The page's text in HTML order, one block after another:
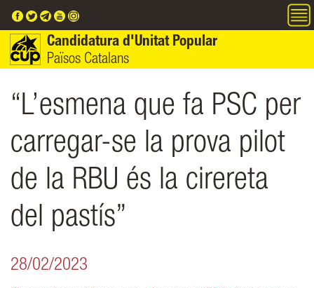
Candidatura d'Unitat Popular
Països Catalans
“L’esmena que fa PSC per
carregar-se la prova pilot
de la RBU és la cirereta
del pastís”
28/02/2023